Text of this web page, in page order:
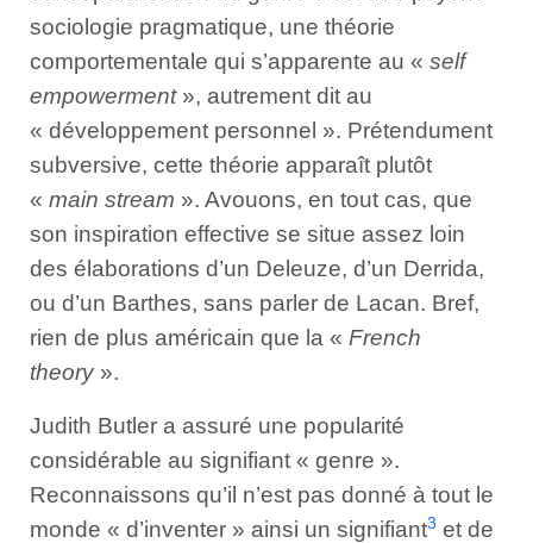
sociologie pragma­tique, une théorie
comportementale qui s’apparente au « self
em­powerment», autrement dit au
« développement personnel ». Prétendument
subversive, cette théorie apparaît plutôt
« main stream ». Avouons, en tout cas, que
son inspiration effective se situe assez loin
des élaborations d’un Deleuze, d’un Derrida,
ou d’un Barthes, sans parler de Lacan. Bref,
rien de plus américain que la « French
theory».
Judith Butler a assuré une popularité
considérable au signifiant « genre ».
Reconnaissons qu’il n’est pas donné à tout le
monde « d’inventer » ainsi un signifiant3 et de